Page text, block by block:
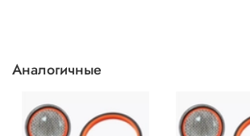
Аналогичные